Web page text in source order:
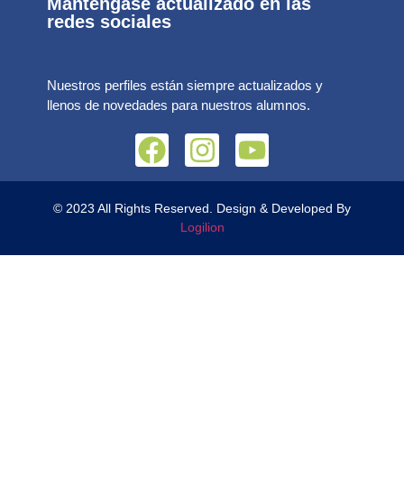
redes sociales
Nuestros perfiles están siempre actualizados y
llenos de novedades para nuestros alumnos.
© 2023 All Rights Reserved. Design & Developed By
Logilion